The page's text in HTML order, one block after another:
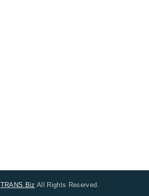
TRANS.Biz All Rights Reserved.